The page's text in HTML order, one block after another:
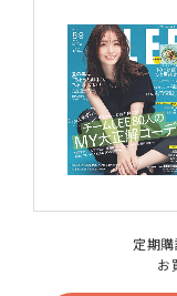
定期購
お